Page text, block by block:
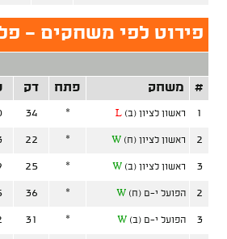
פירוט לפי משחקים -
#
משחק פתח דק
1 ראשון לציון (ב) L
*
34
2 ראשון לציון (ח) W
*
22
3 ראשון לציון (ב) W
*
25
2 הפועל י-ם (ח) W
*
36
3 הפועל י-ם (ב) W
*
31